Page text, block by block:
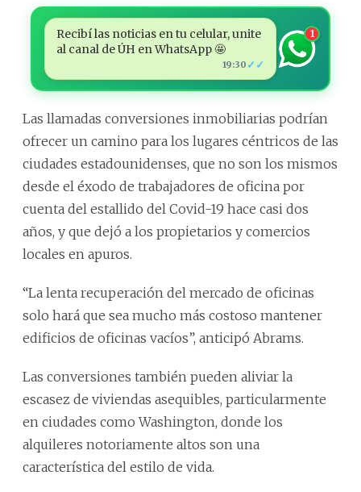
Recibí las noticias en tu celular, unite
al canal de ÚH en WhatsApp 🤩
19:30 ✓✓
1
Las llamadas conversiones inmobiliarias podrían
ofrecer un camino para los lugares céntricos de las
ciudades estadounidenses, que no son los mismos
desde el éxodo de trabajadores de oficina por
cuenta del estallido del Covid-19 hace casi dos
años, y que dejó a los propietarios y comercios
locales en apuros.
“La lenta recuperación del mercado de oficinas
solo hará que sea mucho más costoso mantener
edificios de oficinas vacíos”, anticipó Abrams.
Las conversiones también pueden aliviar la
escasez de viviendas asequibles, particularmente
en ciudades como Washington, donde los
alquileres notoriamente altos son una
característica del estilo de vida.